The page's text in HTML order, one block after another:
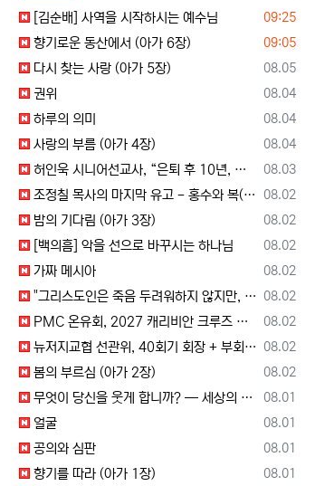
등록일
09:25
[김순배] 사역을 시작하시는 예수님
등록일
09:05
향기로운 동산에서 (아가 6장)
등록일
08.05
다시 찾는 사랑 (아가 5장)
등록일
08.04
권위
등록일
08.04
하루의 의미
등록일
08.04
사랑의 부름 (아가 4장)
등록일
08.03
허인욱 시니어선교사, “은퇴 후 10년, 시니어를 다시 선교사로 세우는 사역에 헌신”
등록일
08.02
조정칠 목사의 마지막 유고 - 홍수와 복(福) 자(字)
등록일
08.02
밤의 기다림 (아가 3장)
등록일
08.02
[백의흠] 악을 선으로 바꾸시는 하나님
등록일
08.02
가짜 메시아
등록일
08.02
"그리스도인은 죽음 두려워하지 않지만, 살아 있는 동안 다른 사람의 유익 + 믿음의 진보 위해 살아야"
등록일
08.02
PMC 온유회, 2027 캐리비안 크루즈 전도여행 참가자 모집
등록일
08.02
뉴저지교협 선관위, 40회기 회장 + 부회장 후보 등록 + 추천 절차 공고 --- 8월 28일 등록 마감, 9월 28일 선거
등록일
08.02
봄의 부르심 (아가 2장)
등록일
08.01
무엇이 당신을 웃게 합니까? — 세상의 소리와 거듭난 영혼의 반응
등록일
08.01
얼굴
등록일
08.01
공의와 심판
등록일
08.01
향기를 따라 (아가 1장)